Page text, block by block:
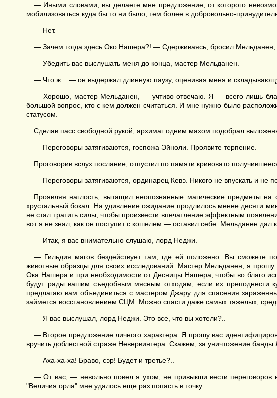
— Иными словами, вы делаете мне предложение, от которого
мобилизоваться куда бы то ни было, тем более в добровольно-
— Нет.
— Зачем тогда здесь Око Нашера?! — Сдерживаясь, бросил Мельданен,
— Убедить вас выслушать меня до конца, мастер Мельданен.
— Что ж... — он выдержал длинную паузу, оценивая меня и
— Хорошо, мастер Мельданен, — учтиво отвечаю. Я — всего лишь
большой вопрос, кто с кем должен считаться. И мне нужно было
статусом.
Сделав пасс свободной рукой, архимаг одним махом подобрал
— Переговоры затягиваются, госпожа Эйноли. Проявите терпение.
Проговорив вслух послание, отпустил по памяти кривовато
— Переговоры затягиваются, ординарец Кевэ. Никого не впускать и
Проявляя наглость, вытащил неопознанные магические предметы
хрустальный бокал. На удивление ожидание продлилось менее десяти
не стал тратить силы, чтобы произвести впечатление эффектным
вот я не знал, как он поступит с кошелем — оставил себе. Мельданен дал
— Итак, я вас внимательно слушаю, лорд Неджи.
— Гильдия магов бездействует там, где ей положено. Вы сможете
животные образцы для своих исследований. Мастер Мельданен, я
Ока Нашера и при необходимости от Десницы Нашера, чтобы во благо
будут рады вашим съедобным мясным отходам, если их преподнести
предлагаю вам объединиться с мастером Джару для спасения
займется восстановлением СЦМ. Можно спасти даже самых тяжелых,
— Я вас выслушал, лорд Неджи. Это все, что вы хотели?..
— Второе предложение личного характера. Я прошу вас
вручить доблестной страже Невервинтера. Скажем, за уничтожение
— Аха-ха-ха! Браво, сэр! Будет и третье?..
— От вас, — невольно повел я ухом, не привыкши вести переговоров
"Величия орла" мне удалось еще раз попасть в точку: